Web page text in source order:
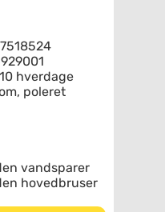
hverdage
poleret
vandsparer
hovedbruser